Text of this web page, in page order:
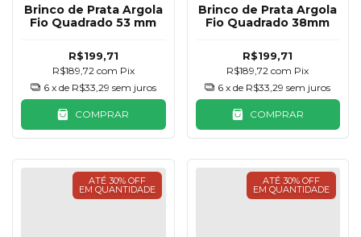
Brinco de Prata Argola
Fio Quadrado 53 mm
R$199,71
R$189,72 com Pix
6 x de R$33,29 sem juros
COMPRAR
Brinco de Prata Argola
Fio Quadrado 38mm
R$199,71
R$189,72com Pix
6 x de R$33,29 sem juros
COMPRAR
ATÉ 30% OFF
EM QUANTIDADE
ATÉ 30% OFF
EM QUANTIDADE